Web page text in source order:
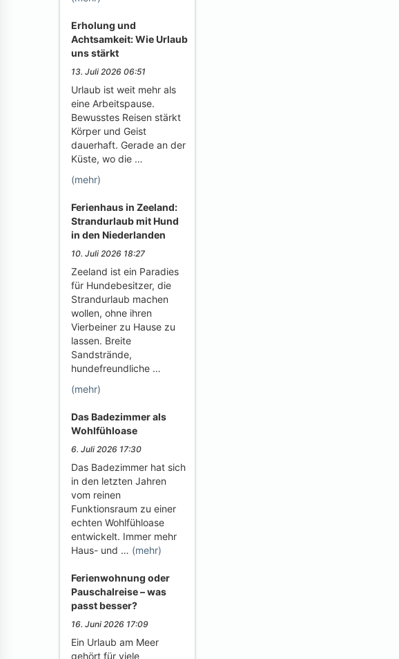
Erholung und
Achtsamkeit: Wie Urlaub
uns stärkt
13. Juli 2026 06:51
Urlaub ist weit mehr als
eine Arbeitspause.
Bewusstes Reisen stärkt
Körper und Geist
dauerhaft. Gerade an der
Küste, wo die …
(mehr)
Ferienhaus in Zeeland:
Strandurlaub mit Hund
in den Niederlanden
10. Juli 2026 18:27
Zeeland ist ein Paradies
für Hundebesitzer, die
Strandurlaub machen
wollen, ohne ihren
Vierbeiner zu Hause zu
lassen. Breite
Sandstrände,
hundefreundliche …
(mehr)
Das Badezimmer als
Wohlfühloase
6. Juli 2026 17:30
Das Badezimmer hat sich
in den letzten Jahren
vom reinen
Funktionsraum zu einer
echten Wohlfühloase
entwickelt. Immer mehr
Haus- und … (mehr)
Ferienwohnung oder
Pauschalreise – was
passt besser?
16. Juni 2026 17:09
Ein Urlaub am Meer
gehört für viele